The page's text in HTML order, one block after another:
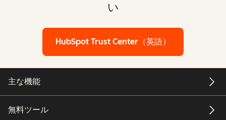
い
HubSpot Trust Center（英語）
主な機能
無料ツール